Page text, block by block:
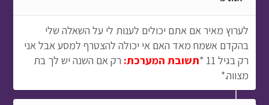
לערוץ מאיר אם אתם יכולים לענות לי על השאלה שלי
בהקדם אשמח מאד האם אי יכולה להצטרף למסע אבל אני
רק בגיל 11 *
תשובת המערכת: רק אם השנה יש לך בת
מצווה.*